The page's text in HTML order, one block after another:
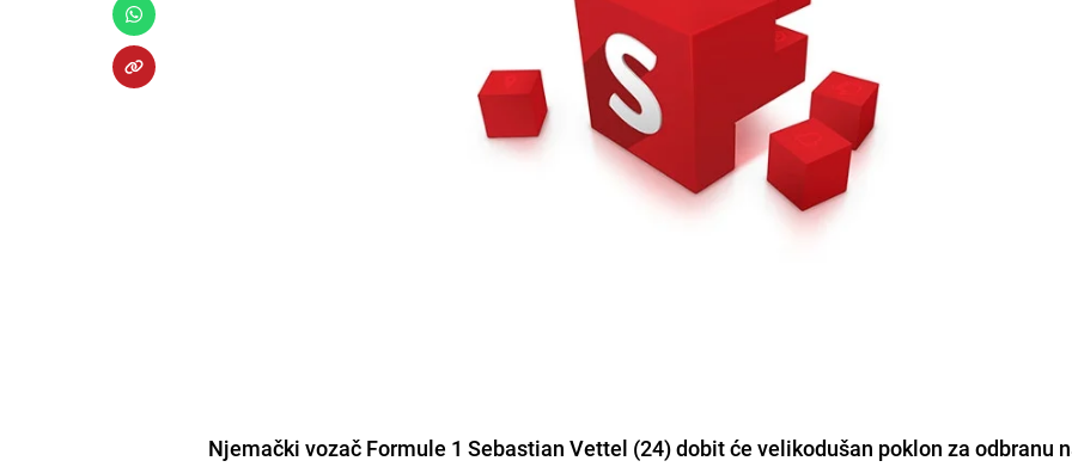
Njemački vozač Formule 1 Sebastian Vettel (24) dobit će velikodušan poklon za odbranu